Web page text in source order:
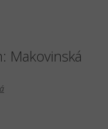
Makovinská